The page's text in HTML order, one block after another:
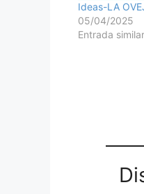
Ideas-LA
05/04/2025
Entrada similar